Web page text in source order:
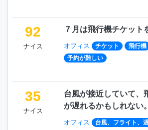
92
ナイス
７月は飛行機チケット
オフィス チケット
飛行機
予約が難しい
35
ナイス
台風が接近していて、
が遅れるかもしれない。
オフィス 台風、フライト、